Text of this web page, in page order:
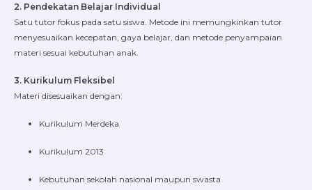
2. Pendekatan Belajar Individual
Satu tutor fokus pada satu siswa. Metode ini memungkinkan tutor
menyesuaikan kecepatan, gaya belajar, dan metode penyampaian
materi sesuai kebutuhan anak.
3. Kurikulum Fleksibel
Materi disesuaikan dengan:
Kurikulum Merdeka
Kurikulum 2013
Kebutuhan sekolah nasional maupun swasta